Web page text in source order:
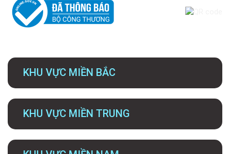
KHU VỰC MIỀN BẮC
KHU VỰC MIỀN TRUNG